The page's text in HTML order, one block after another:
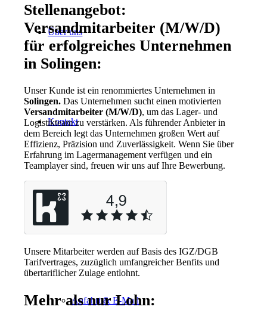
Über uns
Kontakt
Ansprechpartner
Anfahrt & E-Mail
Stellenangebot:
Versandmitarbeiter (M/W/D)
für erfolgreiches Unternehmen
in Solingen:
Unser Kunde ist ein renommiertes Unternehmen in
Solingen.Das Unternehmen sucht einen motivierten
Versandmitarbeiter (M/W/D), um das Lager- und
Logistikteam zu verstärken. Als führender Anbieter in
dem Bereich legt das Unternehmen großen Wert auf
Effizienz, Präzision und Zuverlässigkeit. Wenn Sie über
Erfahrung im Lagermanagement verfügen und ein
Teamplayer sind, freuen wir uns auf Ihre Bewerbung.
Unsere Mitarbeiter werden auf Basis des IGZ/DGB
Tarifvertrages, zuzüglich umfangreicher Benfits und
übertariflicher Zulage entlohnt.
Mehr als nur Lohn: